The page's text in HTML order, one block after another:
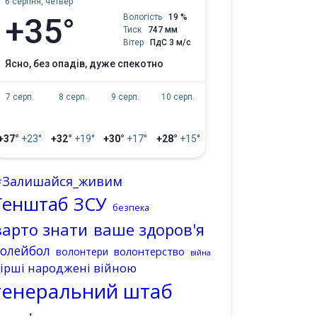
+35° Вологість
19 %
Тиск
747 мм
Вітер
ПдС 3 м/с
ясно, без опадів, дуже спекотно
7 серп.
+23°
8 серп.
+32° +19°
9 серп.
+30° +17°
10 серп.
+28° +15°
ЗСУ безпека
знати ваше здоров'я
волонтери волонтерство війна
народжені війною
штаб